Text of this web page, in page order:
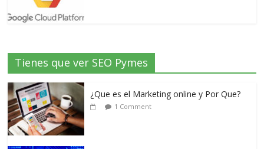
Tienes que ver SEO Pymes
¿Que es el Marketing online y Por Que?
1 Comment